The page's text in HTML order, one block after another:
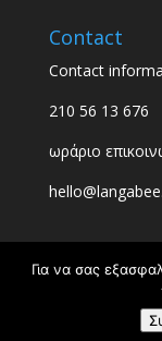
Contact
Contact
210 56 13 676
ωράριο
Για να σας